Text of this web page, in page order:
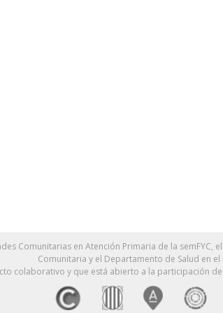
Comunitarias en Atención Primaria de la semFYC,
Comunitaria y el Departamento de Salud en el
colaborativo y que está abierto a la participación